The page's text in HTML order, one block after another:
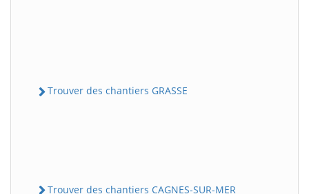
Trouver des chantiers GRASSE
Trouver des chantiers CAGNES-SUR-MER